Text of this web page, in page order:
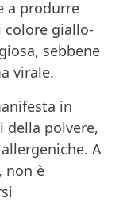
a produrre
colore giallo-
sebbene
virale.
in
della polvere,
A
non è